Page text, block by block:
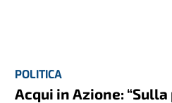
POLITICA
Acqui in Azione: